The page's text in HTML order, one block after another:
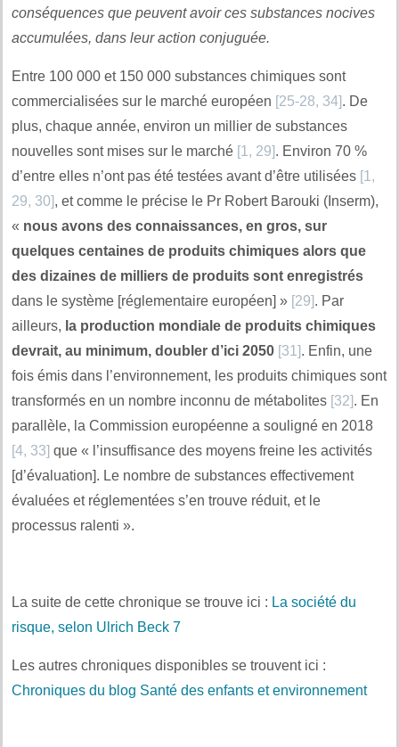
conséquences que peuvent avoir ces substances nocives
accumulées, dans leur action conjuguée.
Entre 100 000 et 150 000 substances chimiques sont
commercialisées sur le marché européen [25-28, 34]. De
plus, chaque année, environ un millier de substances
nouvelles sont mises sur le marché [1, 29]. Environ 70 %
d’entre elles n’ont pas été testées avant d’être utilisées [1,
29, 30], et comme le précise le Pr Robert Barouki (Inserm),
« nous avons des connaissances, en gros, sur
quelques centaines de produits chimiques alors que
des dizaines de milliers de produits sont enregistrés
dans le système [réglementaire européen] » [29]. Par
ailleurs, la production mondiale de produits chimiques
devrait, au minimum, doubler d’ici 2050 [31]. Enfin, une
fois émis dans l’environnement, les produits chimiques sont
transformés en un nombre inconnu de métabolites [32]. En
parallèle, la Commission européenne a souligné en 2018
[4, 33] que « l’insuffisance des moyens freine les activités
[d’évaluation]. Le nombre de substances effectivement
évaluées et réglementées s’en trouve réduit, et le
processus ralenti ».
La suite de cette chronique se trouve ici : La société du
risque, selon Ulrich Beck 7
Les autres chroniques disponibles se trouvent ici :
Chroniques du blog Santé des enfants et environnement